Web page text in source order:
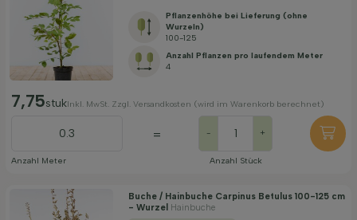
Pflanzenhöhe bei Lieferung (ohne
Wurzeln)
100-125
Anzahl Pflanzen pro laufendem Meter
4
7,75stukInkl. MwSt. Zzgl. Versandkosten (wird im Warenkorb berechnet)
Anzahl Meter
= - +
Anzahl Stück
Buche / Hainbuche Carpinus Betulus 100-125 cm
- Wurzel Hainbuche